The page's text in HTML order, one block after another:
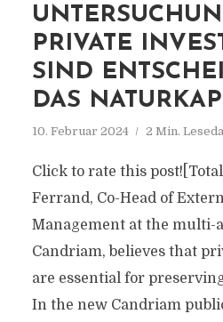
PRIVATE
SIND
DAS
10. Februar 2024 2 Min.
Click to rate this
Ferrand, Co-Head of
Management at the multi-
Candriam, believes that
are essential for
In the new Candriam